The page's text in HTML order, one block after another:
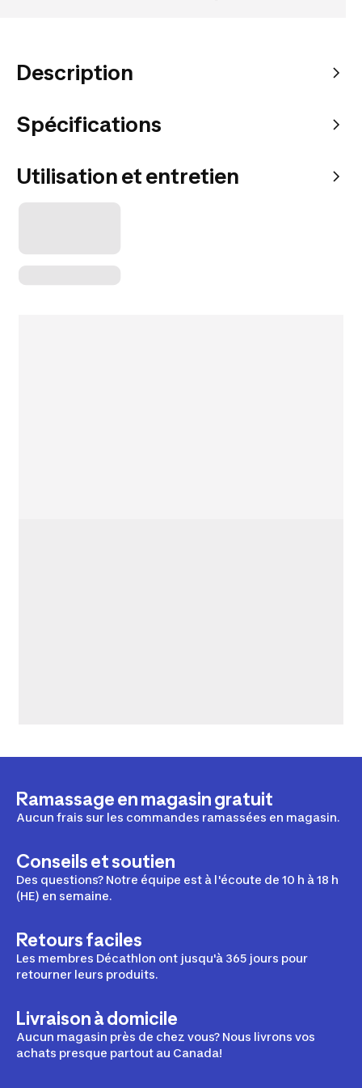
Description
Spécifications
Utilisation et entretien
Ramassage en magasin gratuit
Aucun frais sur les commandes ramassées en magasin.
Conseils et soutien
Des questions? Notre équipe est à l'écoute de 10 h à 18 h
(HE) en semaine.
Retours faciles
Les membres Décathlon ont jusqu'à 365 jours pour
retourner leurs produits.
Livraison à domicile
Aucun magasin près de chez vous? Nous livrons vos
achats presque partout au Canada!